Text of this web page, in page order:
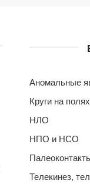
Аномальные
Круги на полях
НЛО
НПО и НСО
Телекинез,